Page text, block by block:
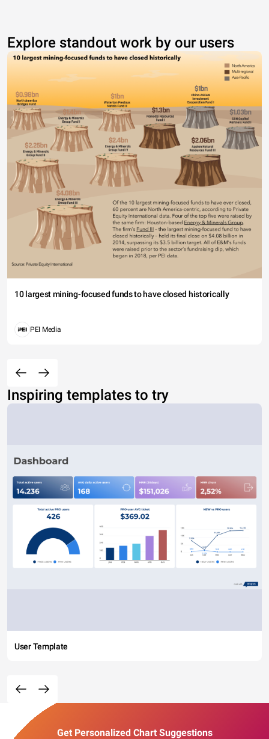
Explore standout work by our users
10 largest mining-focused funds to have closed historically
PEI Media
Inspiring templates to try
User Template
Get Personalized Chart Suggestions